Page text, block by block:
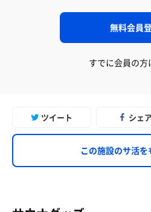
無料会員
すでに会員の方
ツイート シェ
この施設のサ活を